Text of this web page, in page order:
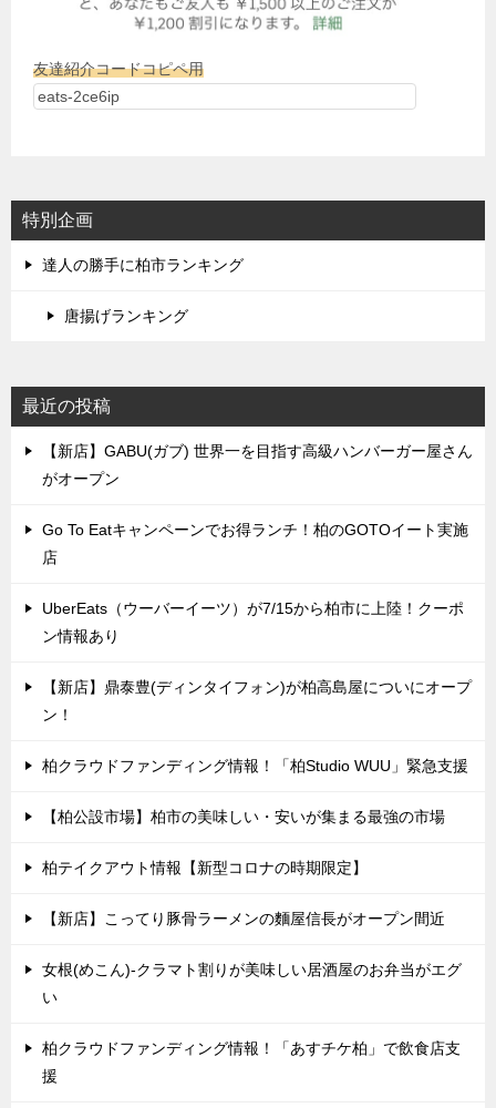
友達紹介コードコピペ用
特別企画
達人の勝手に柏市ランキング
唐揚げランキング
最近の投稿
【新店】GABU(ガブ) 世界一を目指す高級ハンバーガー屋さん
がオープン
Go To Eatキャンペーンでお得ランチ！柏のGOTOイート実施
店
UberEats（ウーバーイーツ）が7/15から柏市に上陸！クーポ
ン情報あり
【新店】鼎泰豊(ディンタイフォン)が柏高島屋についにオープ
ン！
柏クラウドファンディング情報！「柏Studio WUU」緊急支援
【柏公設市場】柏市の美味しい・安いが集まる最強の市場
柏テイクアウト情報【新型コロナの時期限定】
【新店】こってり豚骨ラーメンの麵屋信長がオープン間近
女根(めこん)-クラマト割りが美味しい居酒屋のお弁当がエグ
い
柏クラウドファンディング情報！「あすチケ柏」で飲食店支
援